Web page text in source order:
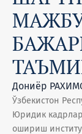
Дониёр
Ўзбекистон
Юридик
ошириш